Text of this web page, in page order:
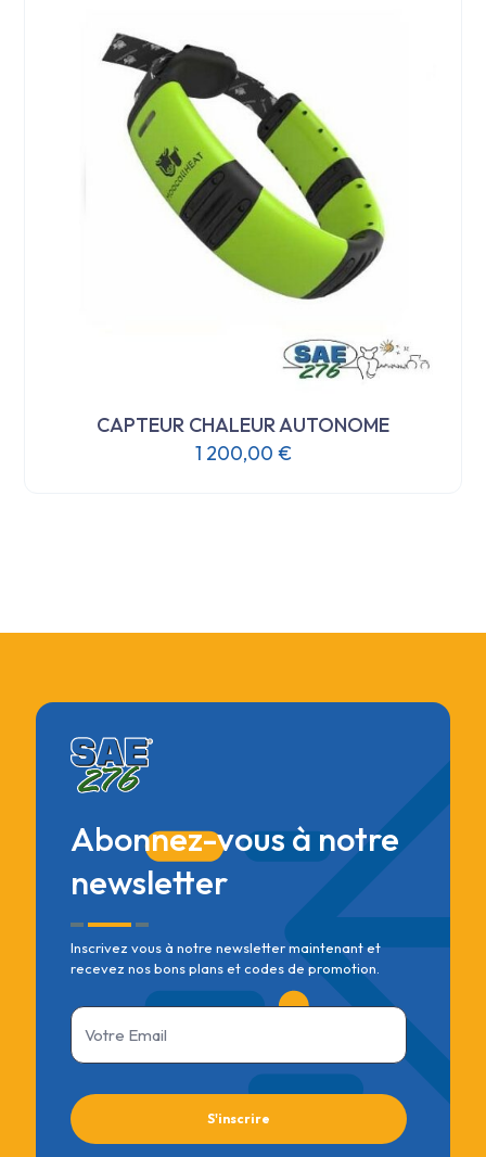
CAPTEUR CHALEUR AUTONOME
1 200,00 €
Abonnez-vous à notre
newsletter
Inscrivez vous à notre newsletter maintenant et
recevez nos bons plans et codes de promotion.